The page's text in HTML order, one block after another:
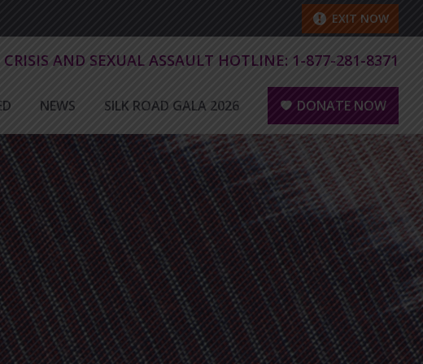
EXIT NOW
AND SEXUAL ASSAULT HOTLINE: 1-877-281-8371
NEWS SILK ROAD GALA 2026 DONATE NOW